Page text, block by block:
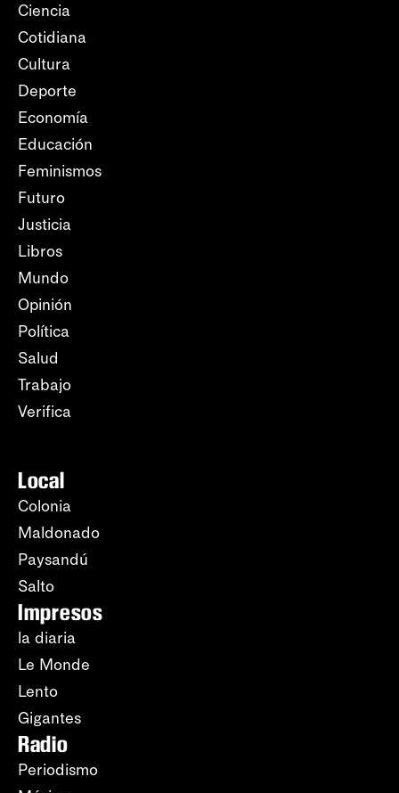
Ciencia
Cotidiana
Cultura
Deporte
Economía
Educación
Feminismos
Futuro
Justicia
Libros
Mundo
Opinión
Política
Salud
Trabajo
Verifica
Local
Colonia
Maldonado
Paysandú
Salto
Impresos
la diaria
Le Monde
Lento
Gigantes
Radio
Periodismo